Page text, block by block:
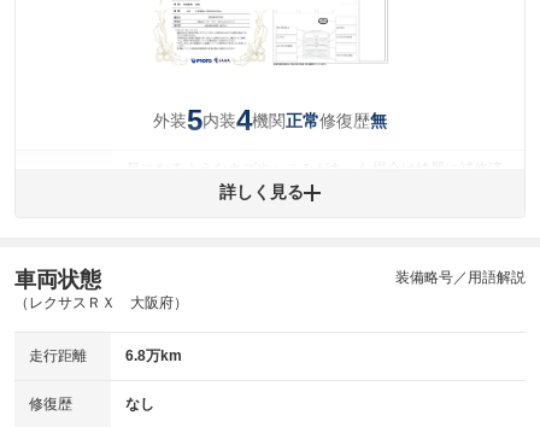
外装5内装4機関正常修復歴無
みですが、 小さなキズやヘコミが残っている場合もありま
内装
(内装状態)
詳しく見る
車両状態
（レクサスＲＸ 大阪府）
装備略号／用語解説
走行距離 6.8万km
修復歴 なし